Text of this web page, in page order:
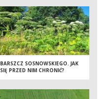
BARSZCZ SOSNOWSKIEGO. JAK
SIĘ PRZED NIM CHRONIĆ?